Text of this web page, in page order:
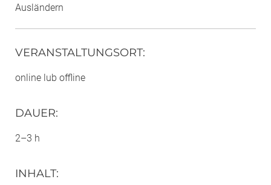
Ausländern
VERANSTALTUNGSORT:
online lub offline
DAUER:
2–3 h
INHALT: